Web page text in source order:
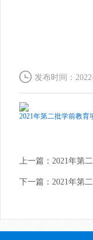
发布时间：
2021年第二批学前教育
上一篇： 2021年第
下一篇： 2021年第